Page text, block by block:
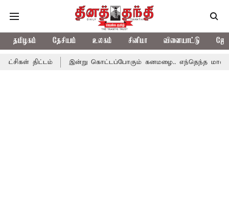
தமிழகம் தேசியம் உலகம் சினிமா விளையாட்டு
இன்று கொட்டப்போகும் கனமழை.. எந்தெந்த மாவட்டங்களில்